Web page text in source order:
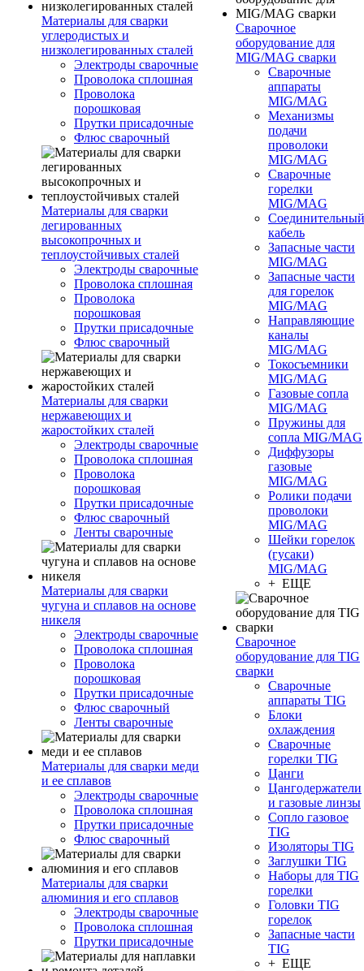
Материалы для сварки
углеродистых и
низколегированных сталей
Электроды сварочные
Проволока сплошная
Проволока
порошковая
Прутки присадочные
Флюс сварочный
Материалы для сварки
легированных
высокопрочных и
теплоустойчивых сталей
Электроды сварочные
Проволока сплошная
Проволока
порошковая
Прутки присадочные
Флюс сварочный
Материалы для сварки
нержавеющих и
жаростойких сталей
Электроды сварочные
Проволока сплошная
Проволока
порошковая
Прутки присадочные
Флюс сварочный
Ленты сварочные
Материалы для сварки
чугуна и сплавов на основе
никеля
Электроды сварочные
Проволока сплошная
Проволока
порошковая
Прутки присадочные
Флюс сварочный
Ленты сварочные
Материалы для сварки меди
и ее сплавов
Электроды сварочные
Проволока сплошная
Прутки присадочные
Флюс сварочный
Материалы для сварки
алюминия и его сплавов
Электроды сварочные
Проволока сплошная
Прутки присадочные
Сварочное
оборудование для
MIG/MAG сварки
Сварочные
аппараты
MIG/MAG
Механизмы
подачи
проволоки
MIG/MAG
Сварочные
горелки
MIG/MAG
Соединительный
кабель
Запасные части
MIG/MAG
Запасные части
для горелок
MIG/MAG
Направляющие
каналы
MIG/MAG
Токосъемники
MIG/MAG
Газовые сопла
MIG/MAG
Пружины для
сопла MIG/MAG
Диффузоры
газовые
MIG/MAG
Ролики подачи
проволоки
MIG/MAG
Шейки горелок
(гусаки)
MIG/MAG
+ ЕЩЕ
Сварочное
оборудование для TIG
сварки
Сварочные
аппараты TIG
Блоки
охлаждения
Сварочные
горелки TIG
Цанги
Цангодержатели
и газовые линзы
Сопло газовое
TIG
Изоляторы TIG
Заглушки TIG
Наборы для TIG
горелки
Головки TIG
горелок
Запасные части
TIG
+ ЕЩЕ